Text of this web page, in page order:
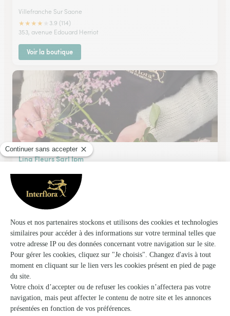
Villefranche Sur Saone
★★★★
3.9 (114)
353, avenue Edouard Herriot
Voir la boutique
Lina Fleurs Sarl Jpm
Villefranche Sur Saone
★4 (95)
777, rue Nationale